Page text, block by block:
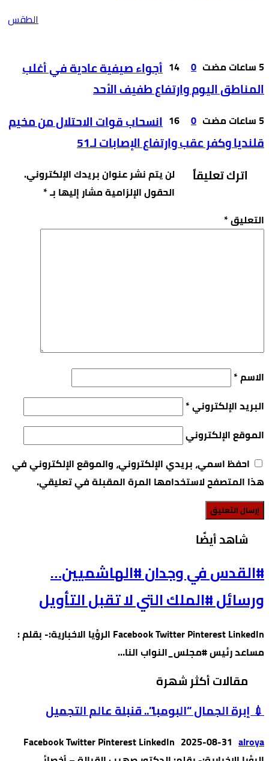
الطقس
0
14 أجواء صيفية عادية في أغلب
المناطق اليوم وارتفاع طفيف الأحد
0
16 انسحاب قوات الاحتلال من مخيم
قلنديا وكفر عقب وارتفاع الإصابات لـ51
اترك تعليقاً
لن يتم نشر عنوان بريدك الإلكتروني.
الحقول الإلزامية مشار إليها بـ*
التعليق*
الاسم*
البريد الإلكتروني*
الموقع الإلكتروني
احفظ اسمي، بريدي الإلكتروني، والموقع الإلكتروني في
هذا المتصفح لاستخدامها المرة المقبلة في تعليقي.
‫شاهد أيضًا‬
#القدس في وجدان #الهاشميين…
ورسائل #الملك التي لا تقبل التأويل
Facebook Twitter Pinterest LinkedIn الرؤيا الاخبارية:- بقلم :
مساعد رئيس #مجلس_النواب النا…
مقالات أكثر شهرة
💉 إبرة الجمال “البومبا”.. قنبلة عالم التجميل
alroya
2025-08-31
Facebook Twitter Pinterest LinkedIn